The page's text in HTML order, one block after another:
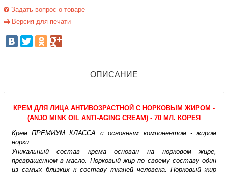
Задать вопрос о товаре
Версия для печати
ОПИСАНИЕ
КРЕМ ДЛЯ ЛИЦА АНТИВОЗРАСТНОЙ C НОРКОВЫМ ЖИРОМ -
(ANJO MINK OIL ANTI-AGING CREAM) - 70 МЛ. КОРЕЯ
Крем ПРЕМИУМ КЛАССА с основным компонентом - жиром
норки.
Уникальный состав крема основан на норковом жире,
превращенном в масло. Норковый жир по своему составу один
из самых близких к составу тканей человека. Норковый жир